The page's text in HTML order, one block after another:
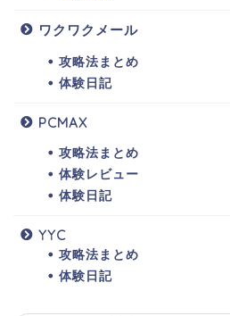
ワクワクメール
攻略法まとめ
体験日記
PCMAX
攻略法まとめ
体験レビュー
体験日記
YYC
攻略法まとめ
体験日記